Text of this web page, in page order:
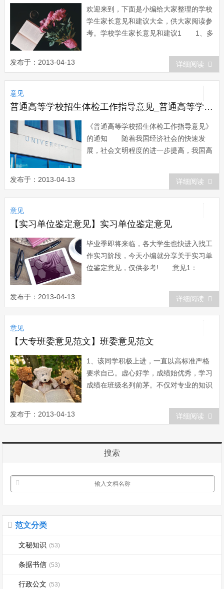
欢迎来到，下面是小编给大家整理的学校
学生家长意见和建议大全，供大家阅读参
考。学校学生家长意见和建议1 1、多
生的全面发展。 2、多举办一些周末
培训班，发展学生的特长。 3、老师
多与家长沟通交流。 4、多开展各种
安全纪律教育活动 5、不乱订书刊，
不乱收...
发布于：2013-04-13 详细阅读
意见
普通高等学校招生体检工作指导意见_普通高等学校招生体检工作指导意见
《普通高等学校招生体检工作指导意见》
的通知 随着我国经济社会的快速发
展，社会文明程度的进一步提高，我国高
已实行双向选择，原在普通高等学校招生
中实行的《普通高等学校招生体检标准》
已不能适应新形势的要求。为此，在充分
征求高等学校、教育行政部门和卫生部门
意见的基础...
发布于：2013-04-13 详细阅读
意见
【实习单位鉴定意见】实习单位鉴定意见
毕业季即将来临，各大学生也快进入找工
作实习阶段，今天小编就分享关于实习单
位鉴定意见，仅供参考! 意见1：
志工作积极主动、高效，学习认真，待人
诚恳，能够做到服从指挥、认真听取老同
志的指导，不怕苦、不怕累，表现有较强
发布于：2013-04-13 详细阅读
意见
【大专班委意见范文】班委意见范文
1、该同学积极上进，一直以高标准严格
要求自己。虚心好学，成绩始优秀，学习
成绩在班级名列前茅。不仅对专业的知识
法，并坚持独立思考，对学习中的问题能
发表出自己比较独到深刻的见解。尊敬师
加班级组织的活动，有一定的组织能力与
动手能力...
发布于：2013-04-13 详细阅读
搜索
范文分类
文秘知识 (53)
条据书信 (53)
行政公文 (53)